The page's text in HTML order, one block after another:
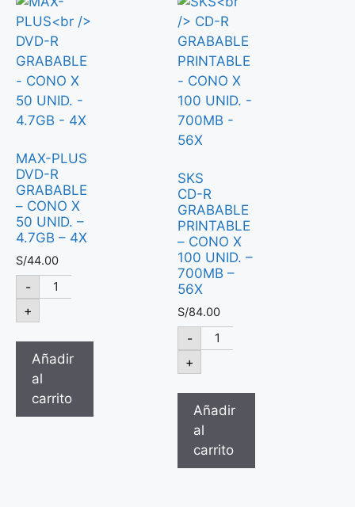
MAX-PLUS
DVD-R
GRABABLE
– CONO X
50 UNID. –
4.7GB – 4X
S/44.00
-
+
Añadir
al
carrito
SKS
CD-R
GRABABLE
PRINTABLE
– CONO X
100 UNID. –
700MB –
56X
S/84.00
-
+
Añadir
al
carrito